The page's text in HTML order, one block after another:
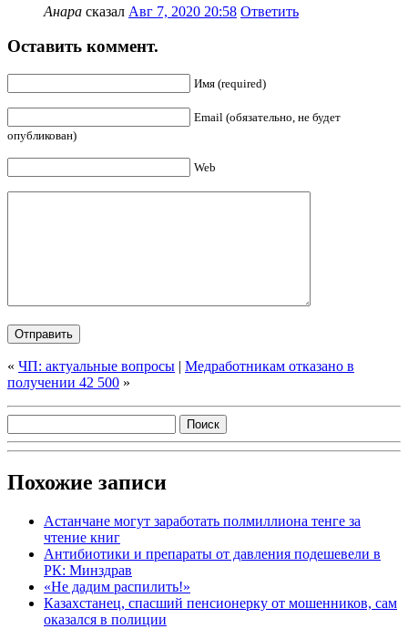
Анара сказал Авг 7, 2020 20:58 Ответить
Оставить коммент.
Имя (required)
Email (обязательно, не будет
опубликован)
Web
« ЧП: актуальные вопросы | Медработникам отказано в
получении 42 500 »
Похожие записи
Астанчане могут заработать полмиллиона тенге за
чтение книг
Антибиотики и препараты от давления подешевели в
РК: Минздрав
«Не дадим распилить!»
Казахстанец, спасший пенсионерку от мошенников, сам
оказался в полиции